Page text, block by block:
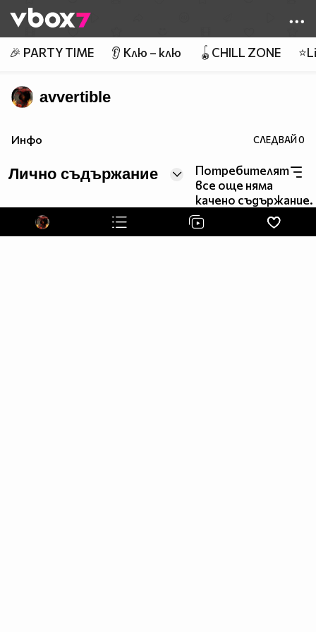
👾
🎉 PARTY TIME 👂 Клю – клю 🪀CHILL ZONE
avvertible
Инфо СЛЕДВАЙ0
Лично съдържание
Потребителят
все още няма
качено съдържание.